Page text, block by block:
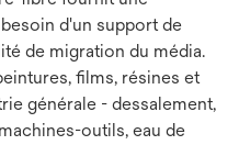
d'un support de
de migration du média.
films, résines et
générale - dessalement,
outils, eau de